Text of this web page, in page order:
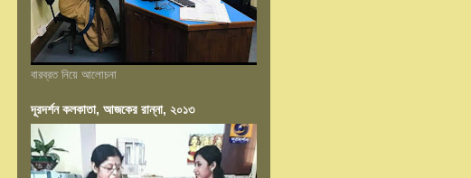
বারব্রত নিয়ে আলোচনা
দূরদর্শন কলকাতা, আজকের রান্না, ২০১৩